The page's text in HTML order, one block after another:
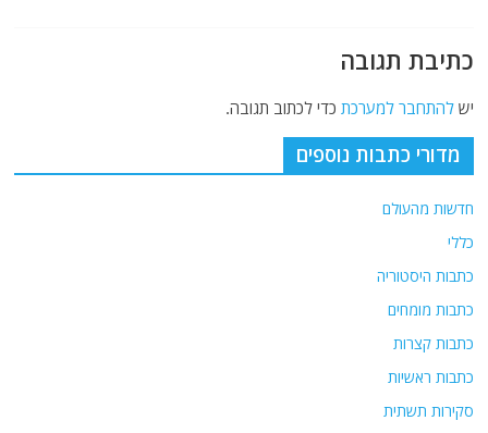
כתיבת תגובה
ישלהתחבר למערכת כדי לכתוב תגובה.
מדורי כתבות נוספים
חדשות מהעולם
כללי
כתבות היסטוריה
כתבות מומחים
כתבות קצרות
כתבות ראשיות
סקירות תשתית